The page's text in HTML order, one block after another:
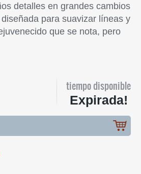
detalles en grandes cambios
para suavizar líneas y
que se nota, pero
tiempo disponible
Expirada!